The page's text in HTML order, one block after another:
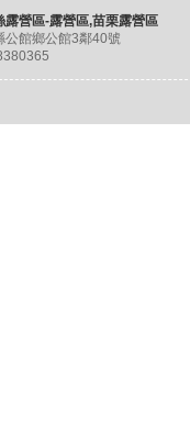
露營區-露營區,苗栗露營區
公館鄉公館3鄰40號